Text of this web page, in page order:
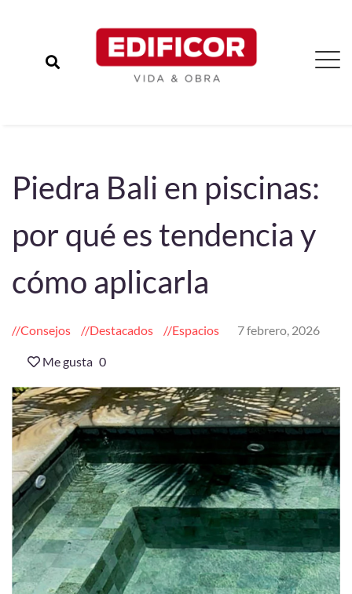
Piedra Bali en piscinas:
por qué es tendencia y
cómo aplicarla
Consejos Destacados Espacios 7 febrero, 2026
Me gusta 0